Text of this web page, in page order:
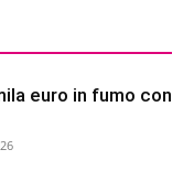
euro in fumo con